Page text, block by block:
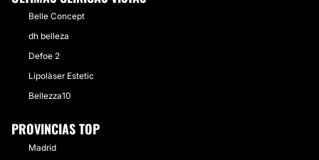
Belle Concept
dh belleza
Defoe 2
Lipolàser Estetic
Bellezza10
PROVINCIAS TOP
Madrid